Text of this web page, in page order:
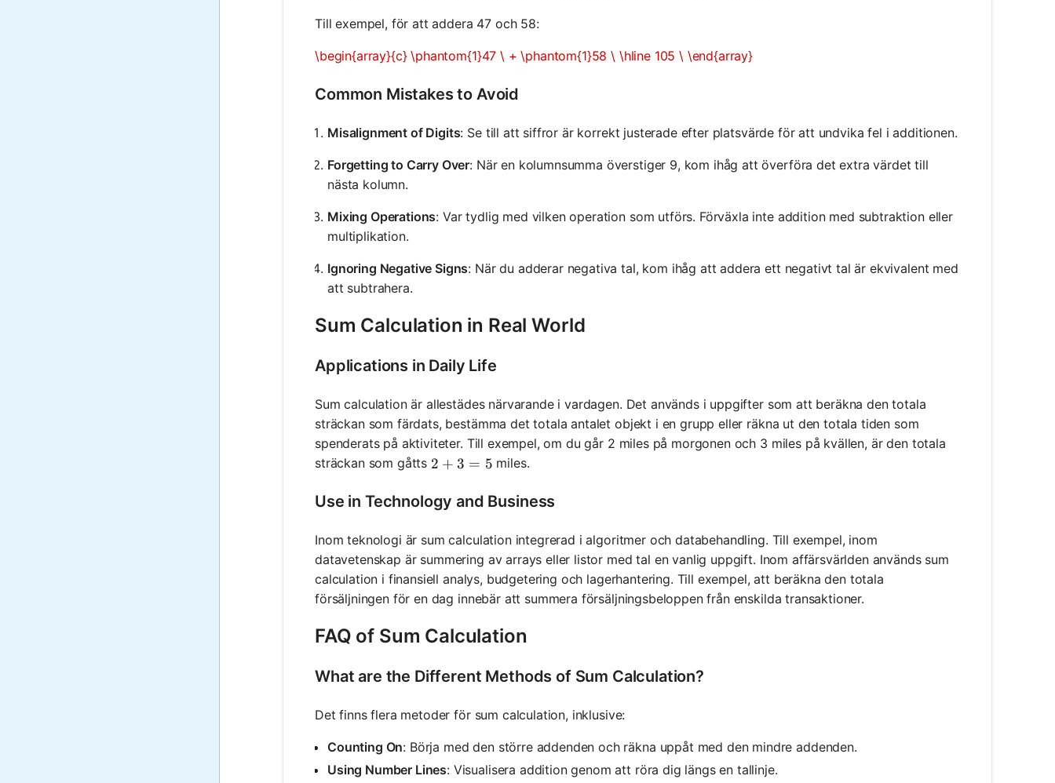
Till exempel, för att addera 47 och 58:
\begin{array}{c} \phantom{1}47 \ + \phantom{1}58 \ \hline 105 \ \end{array}
Common Mistakes to Avoid
Misalignment of Digits: Se till att siffror är korrekt justerade efter platsvärde för att undvika fel i additionen.
Forgetting to Carry Over: När en kolumnsumma överstiger 9, kom ihåg att överföra det extra värdet till
nästa kolumn.
Mixing Operations: Var tydlig med vilken operation som utförs. Förväxla inte addition med subtraktion eller
multiplikation.
Ignoring Negative Signs: När du adderar negativa tal, kom ihåg att addera ett negativt tal är ekvivalent med
att subtrahera.
Sum Calculation in Real World
Applications in Daily Life
Sum calculation är allestädes närvarande i vardagen. Det används i uppgifter som att beräkna den totala
sträckan som färdats, bestämma det totala antalet objekt i en grupp eller räkna ut den totala tiden som
spenderats på aktiviteter. Till exempel, om du går 2 miles på morgonen och 3 miles på kvällen, är den totala
sträckan som gåtts 2 + 3 = 5
2 + 3 = 5 miles.
Use in Technology and Business
Inom teknologi är sum calculation integrerad i algoritmer och databehandling. Till exempel, inom
datavetenskap är summering av arrays eller listor med tal en vanlig uppgift. Inom affärsvärlden används sum
calculation i finansiell analys, budgetering och lagerhantering. Till exempel, att beräkna den totala
försäljningen för en dag innebär att summera försäljningsbeloppen från enskilda transaktioner.
FAQ of Sum Calculation
What are the Different Methods of Sum Calculation?
Det finns flera metoder för sum calculation, inklusive:
Counting On: Börja med den större addenden och räkna uppåt med den mindre addenden.
Using Number Lines: Visualisera addition genom att röra dig längs en tallinje.